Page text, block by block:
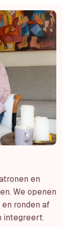
en
We openen
ronden af
integreert.